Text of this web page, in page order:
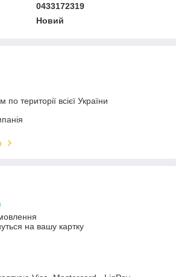
0433172319
Новий
по території всієї України
на вашу картку